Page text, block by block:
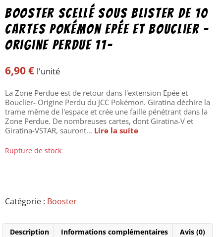
Booster scellé sous blister de 10
cartes Pokémon Epée et Bouclier –
Origine Perdue 11-
6,90€ l'unité
La Zone Perdue est de retour dans l'extension Epée et
Bouclier- Origine Perdu du JCC Pokémon. Giratina déchire la
trame même de l'espace et crée une faille pénétrant dans la
Zone Perdue. De nombreuses cartes, dont Giratina-V et
Giratina-VSTAR, sauront... Lire la suite
Rupture de stock
Catégorie : Booster
Description Informations complémentaires Avis (0)